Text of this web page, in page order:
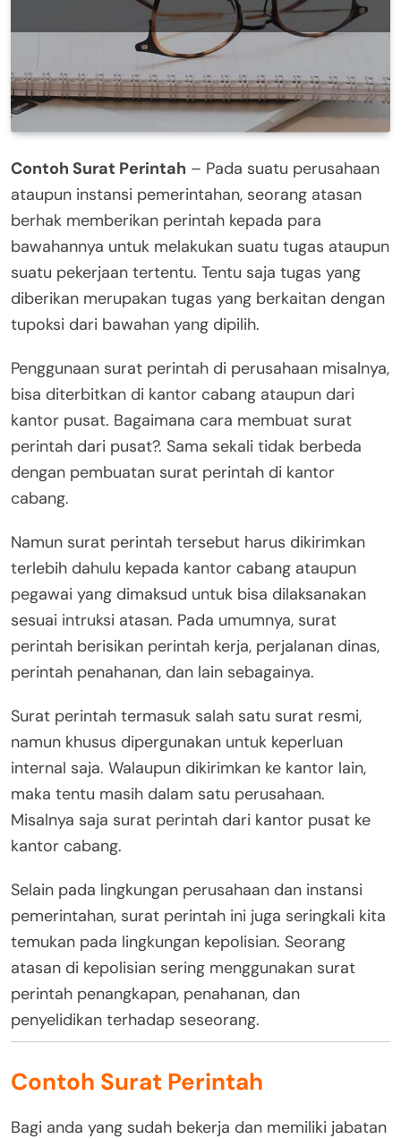
Contoh Surat Perintah – Pada suatu perusahaan
ataupun instansi pemerintahan, seorang atasan
berhak memberikan perintah kepada para
bawahannya untuk melakukan suatu tugas ataupun
suatu pekerjaan tertentu. Tentu saja tugas yang
diberikan merupakan tugas yang berkaitan dengan
tupoksi dari bawahan yang dipilih.
Penggunaan surat perintah di perusahaan misalnya,
bisa diterbitkan di kantor cabang ataupun dari
kantor pusat. Bagaimana cara membuat surat
perintah dari pusat?. Sama sekali tidak berbeda
dengan pembuatan surat perintah di kantor
cabang.
Namun surat perintah tersebut harus dikirimkan
terlebih dahulu kepada kantor cabang ataupun
pegawai yang dimaksud untuk bisa dilaksanakan
sesuai intruksi atasan. Pada umumnya, surat
perintah berisikan perintah kerja, perjalanan dinas,
perintah penahanan, dan lain sebagainya.
Surat perintah termasuk salah satu surat resmi,
namun khusus dipergunakan untuk keperluan
internal saja. Walaupun dikirimkan ke kantor lain,
maka tentu masih dalam satu perusahaan.
Misalnya saja surat perintah dari kantor pusat ke
kantor cabang.
Selain pada lingkungan perusahaan dan instansi
pemerintahan, surat perintah ini juga seringkali kita
temukan pada lingkungan kepolisian. Seorang
atasan di kepolisian sering menggunakan surat
perintah penangkapan, penahanan, dan
penyelidikan terhadap seseorang.
Contoh Surat Perintah
Bagi anda yang sudah bekerja dan memiliki jabatan